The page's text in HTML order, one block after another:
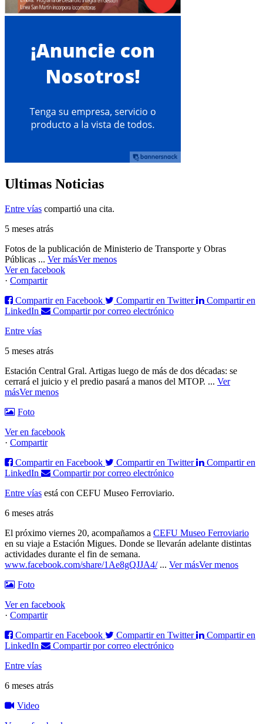
Ultimas Noticias
Entre vías compartió una cita.
5 meses atrás
Fotos de la publicación de Ministerio de Transporte y Obras
Públicas ... Ver másVer menos
Ver en facebook
· Compartir
Compartir en Facebook
Compartir en Twitter
Compartir en
LinkedIn
Compartir por correo electrónico
Entre vías
5 meses atrás
Estación Central Gral. Artigas luego de más de dos décadas: se
cerrará el juicio y el predio pasará a manos del MTOP. ... Ver
másVer menos
Foto
Ver en facebook
· Compartir
Compartir en Facebook
Compartir en Twitter
Compartir en
LinkedIn
Compartir por correo electrónico
Entre vías está con CEFU Museo Ferroviario.
6 meses atrás
El próximo viernes 20, acompañamos a CEFU Museo Ferroviario
en su viaje a Estación Migues. Donde se llevarán adelante distintas
actividades durante el fin de semana.
www.facebook.com/share/1Ae8gQJJA4/ ... Ver másVer menos
Foto
Ver en facebook
· Compartir
Compartir en Facebook
Compartir en Twitter
Compartir en
LinkedIn
Compartir por correo electrónico
Entre vías
6 meses atrás
Video